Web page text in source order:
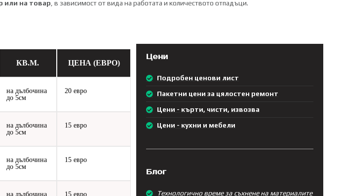
или на товар , в зависимост от вида на работата и количеството отпадъци.
КВ.М. ЦЕНА (ЕВРО)
на дълбочина
до 5см
20 евро
на дълбочина
до 5см
15 евро
на дълбочина
до 5см
15 евро
на дълбочина
15 евро
Цени
Подробен ценови лист
Пакетни цени за цялостен ремонт
Цени - кърти, чисти, извозва
Цени - кухни и мебели
Блог
Технологично време за съхнене на материалите